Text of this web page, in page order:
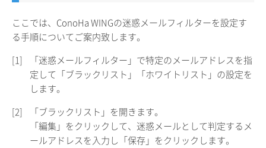
ここでは、ConoHa WINGの迷惑メールフィルターを設定す
る手順についてご案内致します。
[1]
「迷惑メールフィルター」で特定のメールアドレスを指
定して「ブラックリスト」「ホワイトリスト」の設定を
します。
[2]
「ブラックリスト」を開きます。
「編集」をクリックして、迷惑メールとして判定するメ
ールアドレスを入力し「保存」をクリックします。